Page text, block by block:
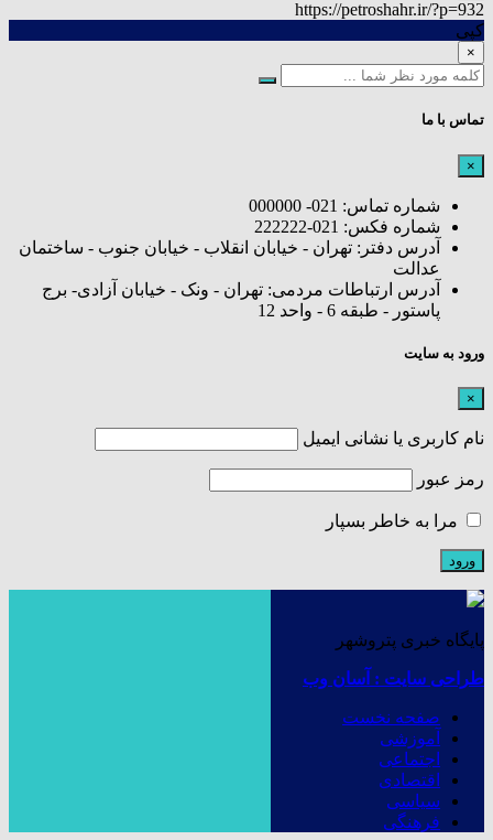
https://petroshahr.ir/?p=932
کپی
×
تماس با ما
×
شماره تماس: 021- 000000
شماره فکس: 021-222222
آدرس دفتر: تهران - خیابان انقلاب - خیابان جنوب - ساختمان
عدالت
آدرس ارتباطات مردمی: تهران - ونک - خیابان آزادی- برج
پاستور - طبقه 6 - واحد 12
ورود به سایت
×
نام کاربری یا نشانی ایمیل
رمز عبور
مرا به خاطر بسپار
پایگاه خبری پتروشهر
طراحی سایت : آسان وب
صفحه نخست
آموزشی
اجتماعی
اقتصادی
سیاسی
فرهنگی